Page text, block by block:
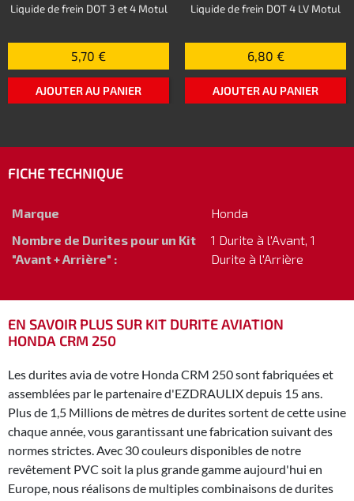
Liquide de frein DOT 3 et 4 Motul
5,70 €
AJOUTER AU PANIER
Liquide de frein DOT 4 LV Motul
6,80 €
AJOUTER AU PANIER
FICHE TECHNIQUE
Marque
Honda
Nombre de Durites pour un Kit
"Avant + Arrière" :
1 Durite à l'Avant, 1
Durite à l'Arrière
EN SAVOIR PLUS SUR KIT DURITE AVIATION
HONDA CRM 250
Les durites avia de votre Honda CRM 250 sont fabriquées et
assemblées par le partenaire d'EZDRAULIX depuis 15 ans.
Plus de 1,5 Millions de mètres de durites sortent de cette usine
chaque année, vous garantissant une fabrication suivant des
normes strictes. Avec 30 couleurs disponibles de notre
revêtement PVC soit la plus grande gamme aujourd'hui en
Europe, nous réalisons de multiples combinaisons de durites